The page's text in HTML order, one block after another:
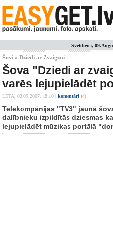
Svētdiena,
Šovi » Dziedi ar Zvaigzni
Šova "Dziedi ar
varēs lejupielādēt
LETA, 03.09.2007. 18:10 komentāri (4)
Telekompānijas "TV3" jaunā
dalībnieku izpildītās dziesmas
lejupielādēt mūzikas portālā